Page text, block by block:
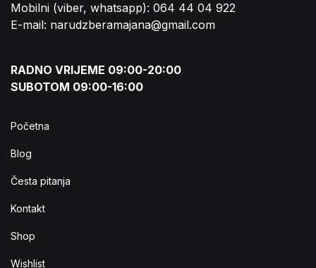
Mobilni (viber, whatsapp): 064 44 04 922
E-mail: narudzberamajana@gmail.com
RADNO VRIJEME 09:00-20:00
SUBOTOM 09:00-16:00
Početna
Blog
Česta pitanja
Kontakt
Shop
Wishlist